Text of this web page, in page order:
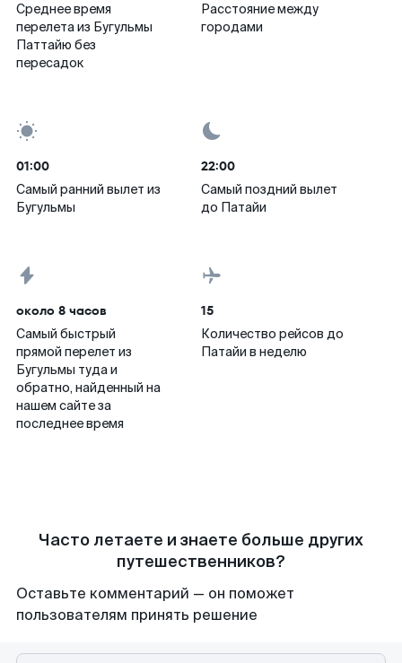
Среднее время
перелета из Бугульмы
Паттайю без
пересадок
Расстояние между
городами
01:00
Самый ранний вылет из
Бугульмы
22:00
Самый поздний вылет
до Патайи
около 8 часов
Самый быстрый
прямой перелет из
Бугульмы туда и
обратно, найденный на
нашем сайте за
последнее время
15
Количество рейсов до
Патайи в неделю
Часто летаете и знаете больше других
путешественников?
Оставьте комментарий — он поможет
пользователям принять решение